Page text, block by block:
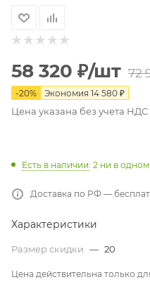
58 320 ₽/шт 72
-20% Экономия 14 580 ₽
Цена указана без учета НДС
Есть в наличии: 2 ни в
Доставка по РФ —
Характеристики
Размер скидки — 20
Цена действительна только